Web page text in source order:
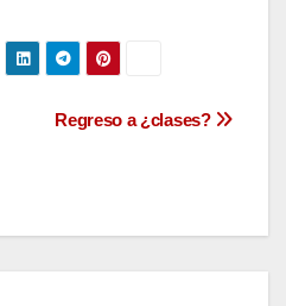
Regreso a ¿clases?